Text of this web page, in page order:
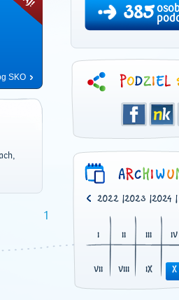
SKO
1
385
2021| 2022|2023 |2024 |
I II III IV
VII VIII IX X